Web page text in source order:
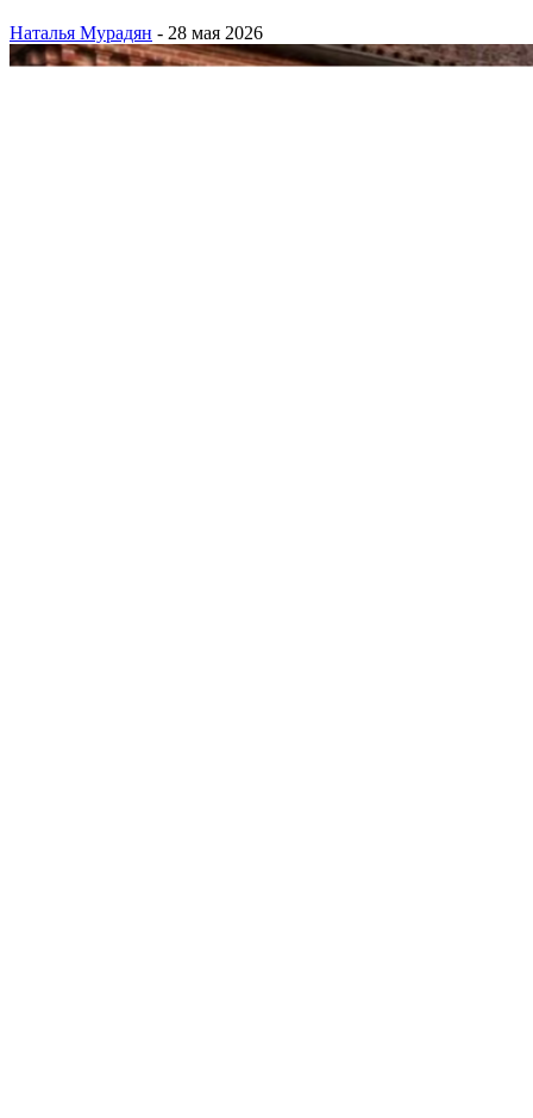
Наталья Мурадян - 28 мая 2026